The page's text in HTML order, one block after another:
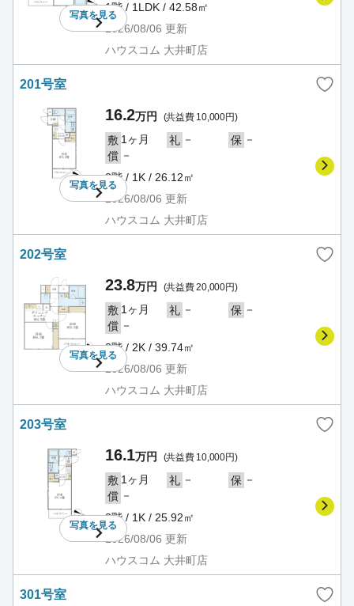
写真を見る
1階 / 1LDK / 42.58㎡
2026/08/06 更新
ハウスコム 大井町店
201号室
写真を見る
16.2万円 (共益費 10,000円)
敷 1ヶ月 礼 － 保 －
償 －
2階 / 1K / 26.12㎡
2026/08/06 更新
ハウスコム 大井町店
202号室
写真を見る
23.8万円 (共益費 20,000円)
敷 1ヶ月 礼 － 保 －
償 －
2階 / 2K / 39.74㎡
2026/08/06 更新
ハウスコム 大井町店
203号室
写真を見る
16.1万円 (共益費 10,000円)
敷 1ヶ月 礼 － 保 －
償 －
2階 / 1K / 25.92㎡
2026/08/06 更新
ハウスコム 大井町店
301号室